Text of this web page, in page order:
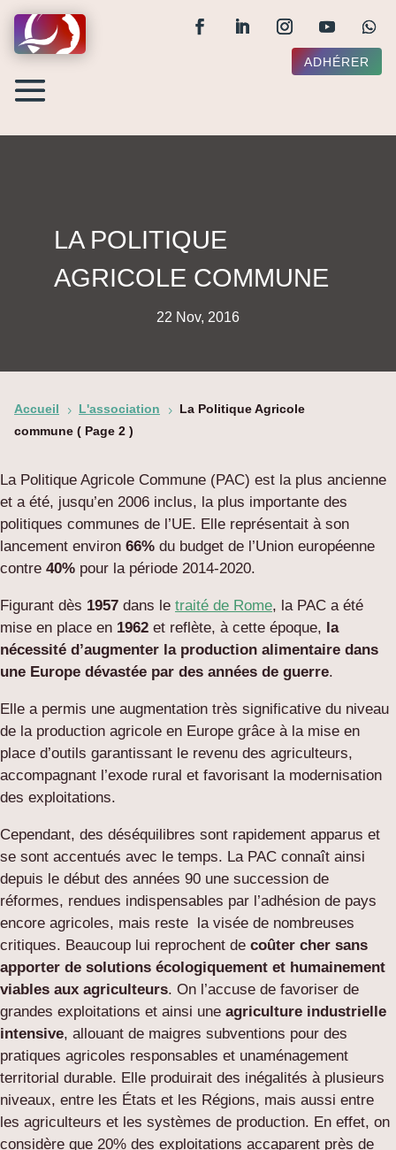
ADHÉRER
LA POLITIQUE
AGRICOLE COMMUNE
22 Nov, 2016
Accueil 5 L'association 5
La Politique Agricole
commune ( Page 2 )
La Politique Agricole Commune (PAC) est la plus ancienne
et a été, jusqu’en 2006 inclus, la plus importante des
politiques communes de l’UE. Elle représentait à son
lancement environ 66% du budget de l’Union européenne
contre 40% pour la période 2014-2020.
Figurant dès 1957 dans le traité de Rome, la PAC a été
mise en place en 1962 et reflète, à cette époque, la
nécessité d’augmenter la production alimentaire dans
une Europe dévastée par des années de guerre.
Elle a permis une augmentation très significative du niveau
de la production agricole en Europe grâce à la mise en
place d’outils garantissant le revenu des agriculteurs,
accompagnant l’exode rural et favorisant la modernisation
des exploitations.
Cependant, des déséquilibres sont rapidement apparus et
se sont accentués avec le temps. La PAC connaît ainsi
depuis le début des années 90 une succession de
réformes, rendues indispensables par l’adhésion de pays
encore agricoles, mais reste la visée de nombreuses
critiques. Beaucoup lui reprochent de coûter cher sans
apporter de solutions écologiquement et humainement
viables aux agriculteurs. On l’accuse de favoriser de
grandes exploitations et ainsi une agriculture industrielle
intensive, allouant de maigres subventions pour des
pratiques agricoles responsables et unaménagement
territorial durable. Elle produirait des inégalités à plusieurs
niveaux, entre les États et les Régions, mais aussi entre
les agriculteurs et les systèmes de production. En effet, on
considère que 20% des exploitations accaparent près de